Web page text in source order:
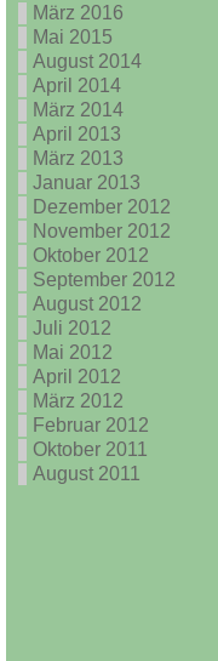
März 2016
Mai 2015
August 2014
April 2014
März 2014
April 2013
März 2013
Januar 2013
Dezember 2012
November 2012
Oktober 2012
September 2012
August 2012
Juli 2012
Mai 2012
April 2012
März 2012
Februar 2012
Oktober 2011
August 2011